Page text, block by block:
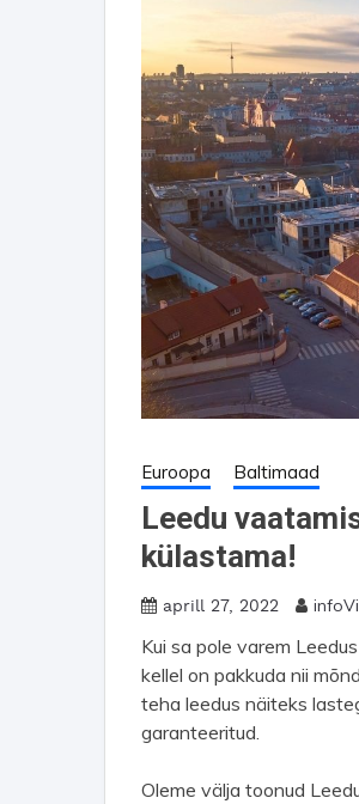
Euroopa Baltimaad
Leedu
külastama!
aprill 27, 2022
Kui sa pole varem
kellel on pakkuda nii
teha leedus näiteks
garanteeritud.
Oleme välja toonud